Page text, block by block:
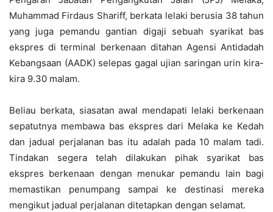
Muhammad Firdaus Shariff, berkata lelaki berusia 38 tahun
yang juga pemandu gantian digaji sebuah syarikat bas
ekspres di terminal berkenaan ditahan Agensi Antidadah
Kebangsaan (AADK) selepas gagal ujian saringan urin kira-
kira 9.30 malam.
Beliau berkata, siasatan awal mendapati lelaki berkenaan
sepatutnya membawa bas ekspres dari Melaka ke Kedah
dan jadual perjalanan bas itu adalah pada 10 malam tadi.
Tindakan segera telah dilakukan pihak syarikat bas
ekspres berkenaan dengan menukar pemandu lain bagi
memastikan penumpang sampai ke destinasi mereka
mengikut jadual perjalanan ditetapkan dengan selamat.